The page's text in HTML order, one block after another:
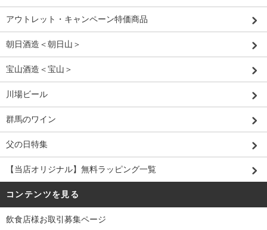
アウトレット・キャンペーン特価商品
朝日酒造＜朝日山＞
宝山酒造＜宝山＞
川場ビール
群馬のワイン
父の日特集
【当店オリジナル】無料ラッピング一覧
コンテンツを見る
飲食店様お取引募集ページ